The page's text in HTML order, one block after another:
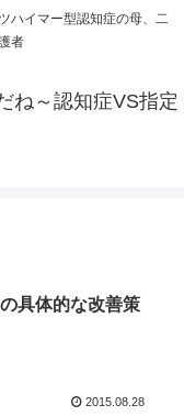
ハイマー型認知症の母、二
者
ね～認知症VS指定
具体的な改善策
2015.08.28